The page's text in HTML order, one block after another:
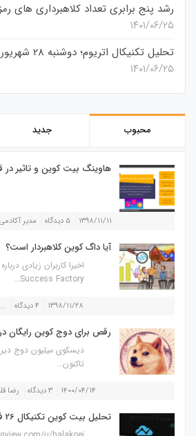
رشد پنج برابری تعداد کلاهبرداری های
۱۴۰۱/۰۶/۲۵
تحلیل تکنیکال اتریوم؛ دوشنبه 28 شهریور
۱۴۰۱/۰۶/۲۵
محبوب جدید
هاوینگ بیت کوین و تاثیر
۱۳۹۸/۱۱/۱۱ ۵ دیدگاه مدیر
آیا داگ کوین کلاهبردار است؟
اخیرا کاربران زیادی
Success Factory...
۱۳۹۸/۱۱/۲۸ ۴ دیدگاه ...
رقص برای دوج کوین رایگان
دیسکوی میلیون دوج
تاکنون...
۱۴۰۰/۰۴/۱۴ ۳ دیدگاه رضا
تحلیل بیت کوین تکنیکال 26 فروردین